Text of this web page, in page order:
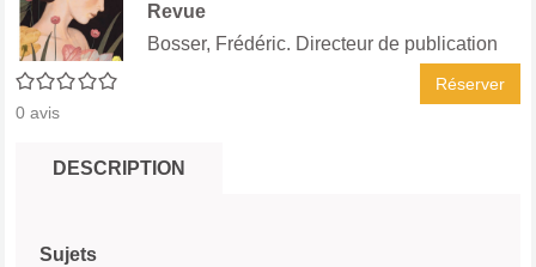
0/5
0 avis
Revue
Bosser, Frédéric. Directeur de publication
Réserver
DESCRIPTION
Sujets